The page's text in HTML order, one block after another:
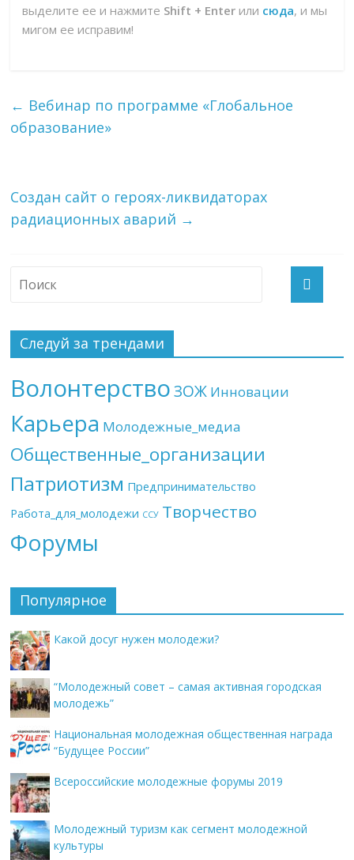
выделите ее и нажмите Shift + Enter или сюда, и мы
мигом ее исправим!
← Вебинар по программе «Глобальное
образование»
Создан сайт о героях-ликвидаторах
радиационных аварий →
Следуй за трендами
Волонтерство ЗОЖ Инновации
Карьера Молодежные_медиа
Общественные_организации
Патриотизм Предпринимательство
Работа_для_молодежи ССУ Творчество
Форумы
Популярное
Какой досуг нужен молодежи?
“Молодежный совет – самая активная городская
молодежь”
Национальная молодежная общественная награда
“Будущее России”
Всероссийские молодежные форумы 2019
Молодежный туризм как сегмент молодежной
культуры